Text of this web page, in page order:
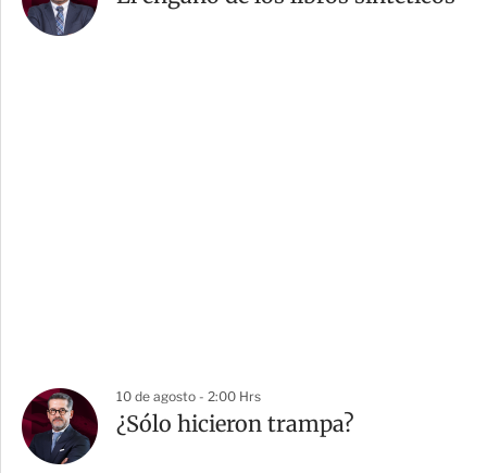
10 de agosto - 2:00 Hrs
¿Sólo hicieron trampa?